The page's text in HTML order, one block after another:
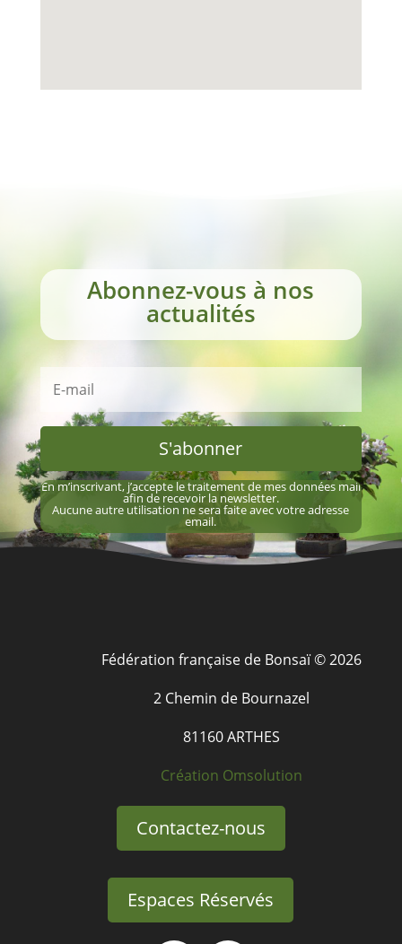
Abonnez-vous à nos
actualités
S'abonner
En m’inscrivant, j’accepte le traitement de mes données mail
afin de recevoir la newsletter.
Aucune autre utilisation ne sera faite avec votre adresse
email.
Fédération française de Bonsaï © 2026
2 Chemin de Bournazel
81160 ARTHES
Création Omsolution
Contactez-nous
Espaces Réservés